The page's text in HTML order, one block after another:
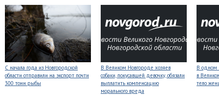
С начала года из Новгородской
области отправили на экспорт почти
300 тонн рыбы
В Великом Новгороде хозяев
собаки, покусавшей девочку, обязали
выплатить компенсацию
морального вреда
В одном
в
тело